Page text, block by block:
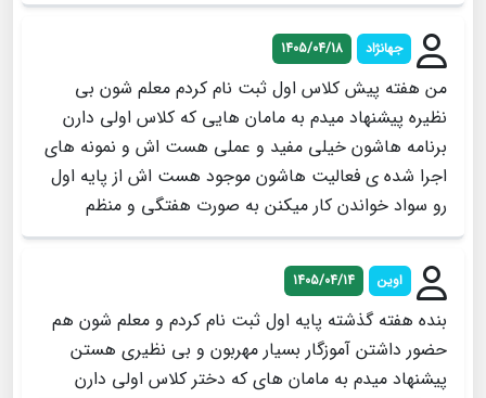
جهانژاد 1405/04/18
من هفته پیش کلاس اول ثبت نام کردم معلم شون بی
نظیره پیشنهاد میدم به مامان هایی که کلاس اولی دارن
برنامه هاشون خیلی مفید و عملی هست اش و نمونه های
اجرا شده ی فعالیت هاشون موجود هست اش از پایه اول
رو سواد خواندن کار میکنن به صورت هفتگی و منظم
اوین 1405/04/14
بنده هفته گذشته پایه اول ثبت نام کردم و معلم شون هم
حضور داشتن آموزگار بسیار مهربون و بی نظیری هستن
پیشنهاد میدم به مامان های که دختر کلاس اولی دارن